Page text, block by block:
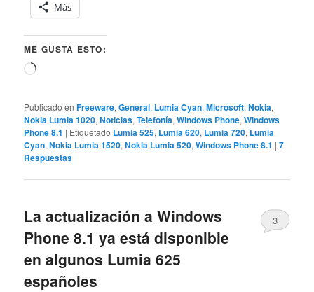
Más
ME GUSTA ESTO:
Cargando...
Publicado en Freeware,General, Lumia Cyan,Microsoft,Nokia,
Nokia Lumia 1020,Noticias,Telefonía,Windows Phone,Windows
Phone 8.1 | Etiquetado Lumia 525, Lumia 620, Lumia 720, Lumia
Cyan,Nokia Lumia 1520,Nokia Lumia 520,Windows Phone 8.1 |7
Respuestas
La actualización a Windows
Phone 8.1 ya está disponible
en algunos Lumia 625
españoles
3